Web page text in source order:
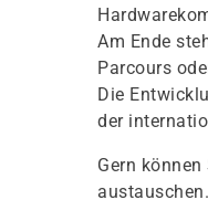
Am Ende
Parcours
Die
der
Gern
austauschen.